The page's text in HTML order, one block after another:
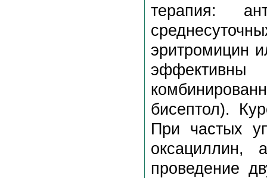
терапия:
эритромицин
бисептол).
При частых
оксациллин,
проведение